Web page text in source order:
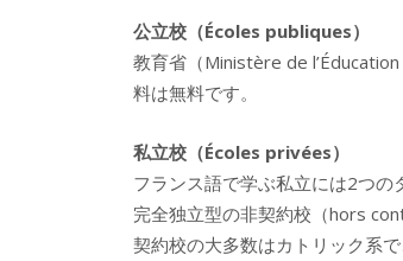
公立校（Écoles publiques）
教育省（Ministère de
料は無料です。
私立校（Écoles privées）
フランス語で学ぶ私立には2つの
完全独立型の非契約校（hors
契約校の大多数はカトリック系